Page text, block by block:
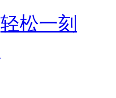
轻松一刻